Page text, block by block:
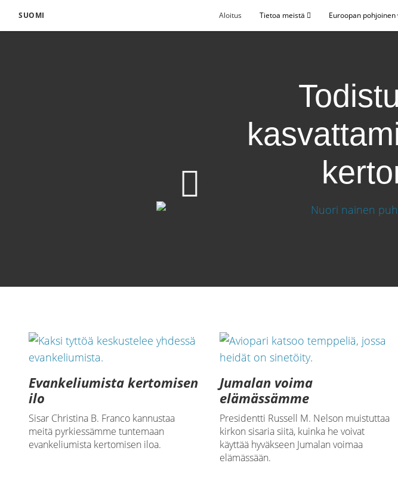
SUOMI Aloitus Tietoa meistä Euroopan pohjoinen
Evankeliumista kertomisen
ilo
Sisar Christina B. Franco kannustaa
meitä pyrkiessämme tuntemaan
evankeliumista kertomisen iloa.
Jumalan voima
elämässämme
Presidentti Russell M. Nelson muistuttaa
kirkon sisaria siitä, kuinka he voivat
käyttää hyväkseen Jumalan voimaa
elämässään.